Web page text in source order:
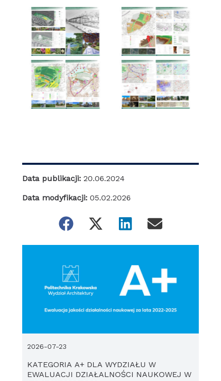
Data publikacji: 20.06.2024
Data modyfikacji: 05.02.2026
KATEGORIA A+ DLA WYDZIAŁU W
EWALUACJI DZIAŁALNOŚCI NAUKOWEJ W
2026-07-23